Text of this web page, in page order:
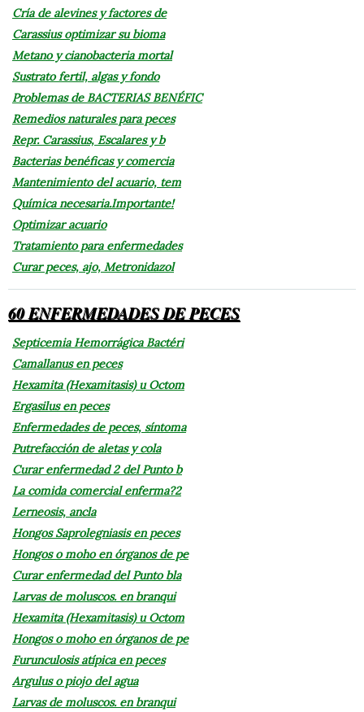
Cría de alevines y factores de
Carassius optimizar su bioma
Metano y cianobacteria mortal
Sustrato fertil, algas y fondo
Problemas de BACTERIAS BENÉFIC
Remedios naturales para peces
Repr. Carassius, Escalares y b
Bacterias benéficas y comercia
Mantenimiento del acuario, tem
Química necesaria.Importante!
Optimizar acuario
Tratamiento para enfermedades
Curar peces, ajo, Metronidazol
60 ENFERMEDADES DE PECES
Septicemia Hemorrágica Bactéri
Camallanus en peces
Hexamita (Hexamitasis) u Octom
Ergasilus en peces
Enfermedades de peces, síntoma
Putrefacción de aletas y cola
Curar enfermedad 2 del Punto b
La comida comercial enferma?2
Lerneosis, ancla
Hongos Saprolegniasis en peces
Hongos o moho en órganos de pe
Curar enfermedad del Punto bla
Larvas de moluscos. en branqui
Hexamita (Hexamitasis) u Octom
Hongos o moho en órganos de pe
Furunculosis atípica en peces
Argulus o piojo del agua
Larvas de moluscos. en branqui